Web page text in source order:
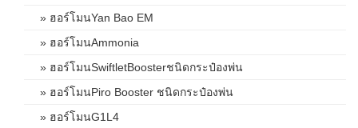
» ฮอร์โมนYan Bao EM
» ฮอร์โมนAmmonia
» ฮอร์โมนSwiftletBoosterชนิดกระป๋องพ่น
» ฮอร์โมนPiro Booster ชนิดกระป๋องพ่น
» ฮอร์โมนG1L4